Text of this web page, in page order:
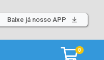
Baixe já nosso APP
0